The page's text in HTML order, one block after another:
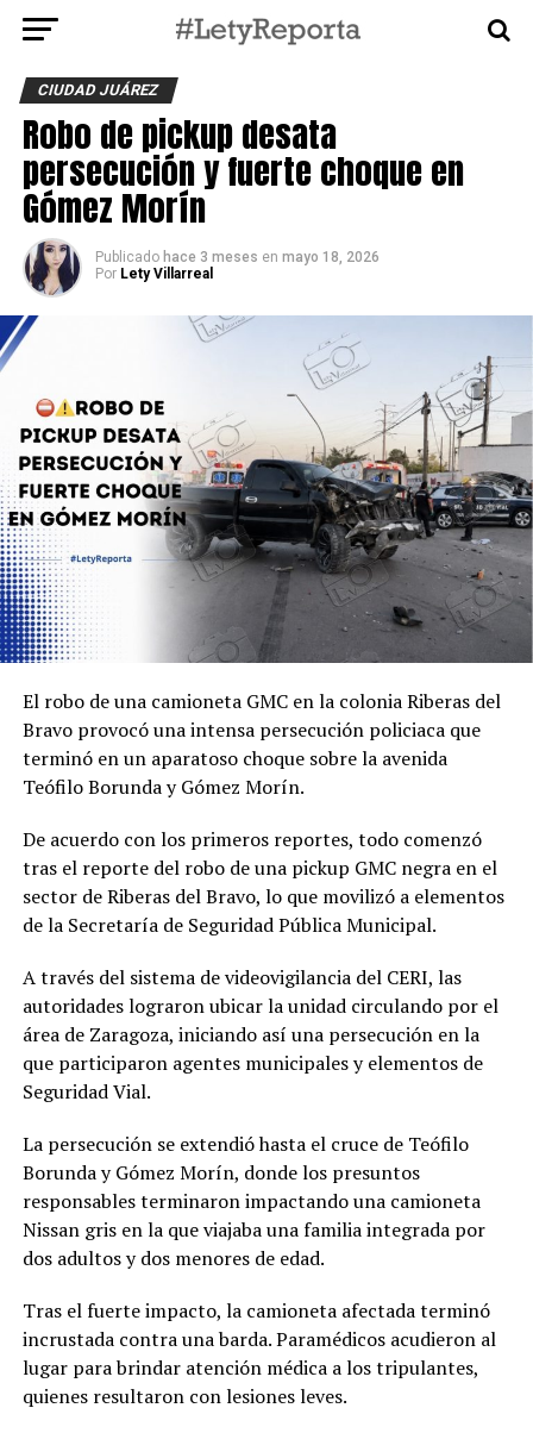
CIUDAD JUÁREZ
Robo de pickup desata
persecución y fuerte choque en
Gómez Morín
Publicado hace 3 meses en mayo 18, 2026
Por Lety Villarreal
El robo de una camioneta GMC en la colonia Riberas del
Bravo provocó una intensa persecución policiaca que
terminó en un aparatoso choque sobre la avenida
Teófilo Borunda y Gómez Morín.
De acuerdo con los primeros reportes, todo comenzó
tras el reporte del robo de una pickup GMC negra en el
sector de Riberas del Bravo, lo que movilizó a elementos
de la Secretaría de Seguridad Pública Municipal.
A través del sistema de videovigilancia del CERI, las
autoridades lograron ubicar la unidad circulando por el
área de Zaragoza, iniciando así una persecución en la
que participaron agentes municipales y elementos de
Seguridad Vial.
La persecución se extendió hasta el cruce de Teófilo
Borunda y Gómez Morín, donde los presuntos
responsables terminaron impactando una camioneta
Nissan gris en la que viajaba una familia integrada por
dos adultos y dos menores de edad.
Tras el fuerte impacto, la camioneta afectada terminó
incrustada contra una barda. Paramédicos acudieron al
lugar para brindar atención médica a los tripulantes,
quienes resultaron con lesiones leves.